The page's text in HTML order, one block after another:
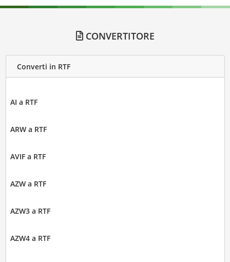
CONVERTITORE
Converti in RTF
AI a RTF
ARW a RTF
AVIF a RTF
AZW a RTF
AZW3 a RTF
AZW4 a RTF